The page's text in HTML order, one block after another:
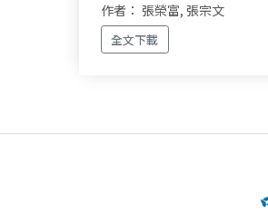
作者： 張榮富, 張宗文
全文下載